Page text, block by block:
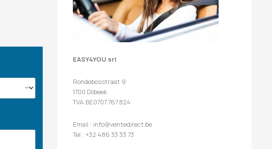
EASY4YOU srl
Rondebosstraat 9
1700 Dilbeek
TVA:BE0707.767.824
Email : info@ventedirect.be
Tel : +32 486 33 33 73